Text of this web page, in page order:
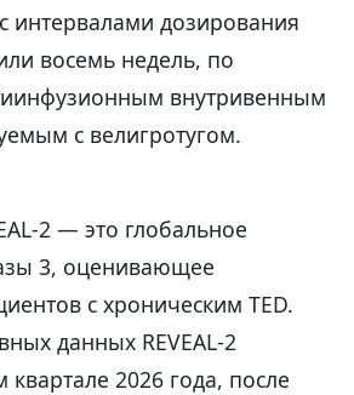
интервалами дозирования
восемь недель, по
внутривенным
с велигротугом.
2 — это глобальное
3, оценивающее
с хроническим TED.
данных REVEAL-2
квартале 2026 года, после